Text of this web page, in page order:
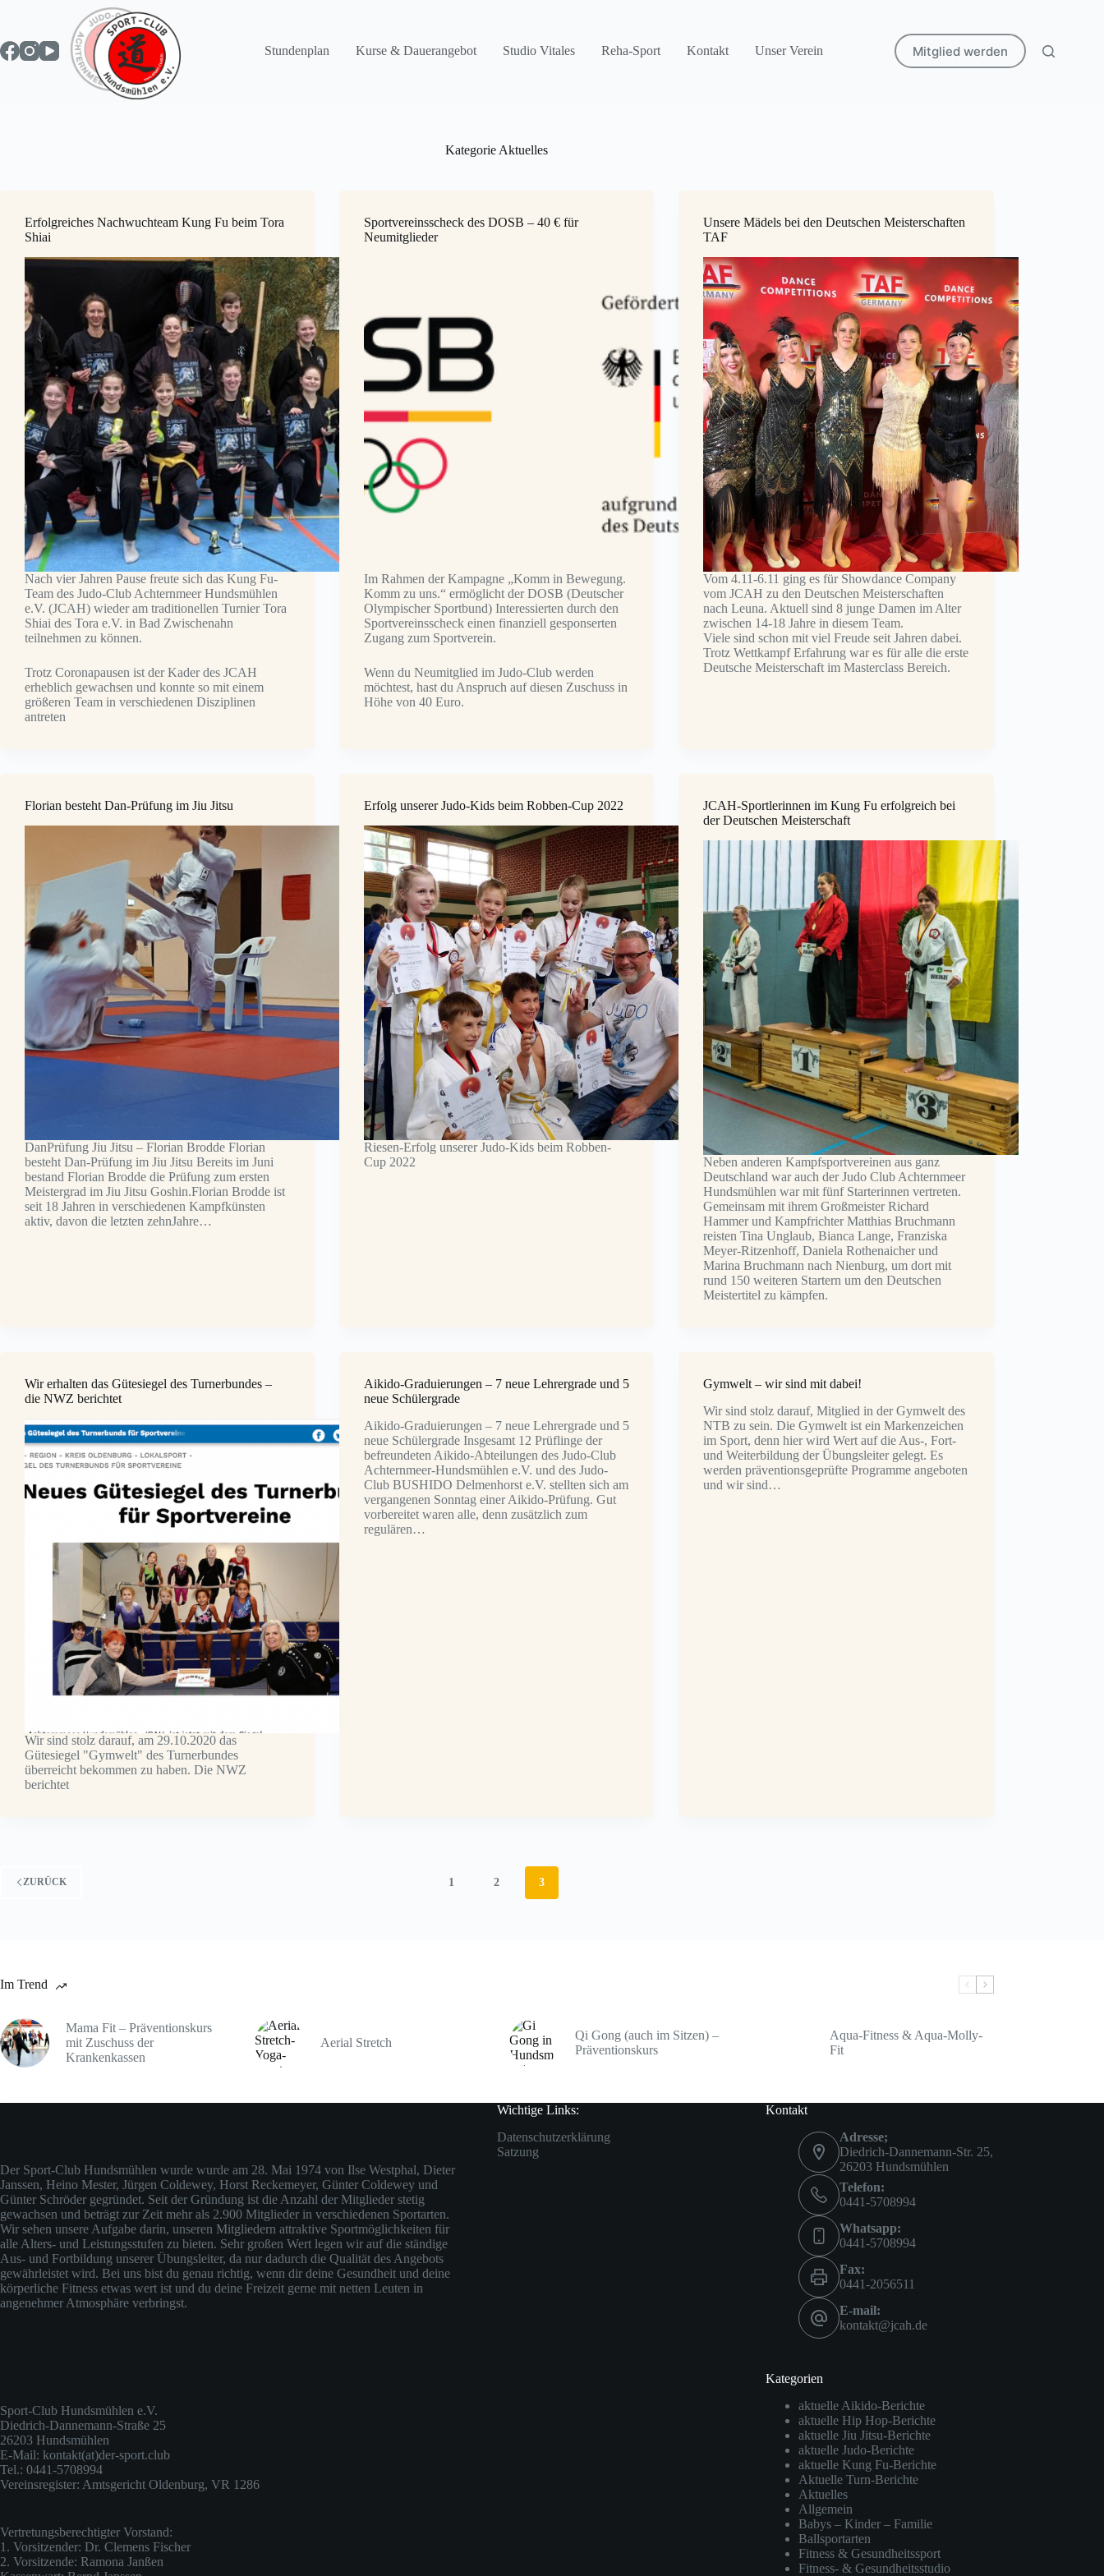
Stundenplan
Kurse & Dauerangebot Studio Vitales Reha-Sport Kontakt Unser Verein Mitglied werden
Kategorie Aktuelles
Erfolgreiches Nachwuchteam Kung Fu beim Tora
Shiai
Nach vier Jahren Pause freute sich das Kung Fu-
Team des Judo-Club Achternmeer Hundsmühlen
e.V. (JCAH) wieder am traditionellen Turnier Tora
Shiai des Tora e.V. in Bad Zwischenahn
teilnehmen zu können.
Trotz Coronapausen ist der Kader des JCAH
erheblich gewachsen und konnte so mit einem
größeren Team in verschiedenen Disziplinen
antreten
Sportvereinsscheck des DOSB – 40 € für
Neumitglieder
Im Rahmen der Kampagne „Komm in Bewegung.
Komm zu uns.“ ermöglicht der DOSB (Deutscher
Olympischer Sportbund) Interessierten durch den
Sportvereinsscheck einen finanziell gesponserten
Zugang zum Sportverein.
Wenn du Neumitglied im Judo-Club werden
möchtest, hast du Anspruch auf diesen Zuschuss in
Höhe von 40 Euro.
Unsere Mädels bei den Deutschen Meisterschaften
TAF
Vom 4.11-6.11 ging es für Showdance Company
vom JCAH zu den Deutschen Meisterschaften
nach Leuna. Aktuell sind 8 junge Damen im Alter
zwischen 14-18 Jahre in diesem Team.
Viele sind schon mit viel Freude seit Jahren dabei.
Trotz Wettkampf Erfahrung war es für alle die erste
Deutsche Meisterschaft im Masterclass Bereich.
Florian besteht Dan-Prüfung im Jiu Jitsu
DanPrüfung Jiu Jitsu – Florian Brodde Florian
besteht Dan-Prüfung im Jiu Jitsu Bereits im Juni
bestand Florian Brodde die Prüfung zum ersten
Meistergrad im Jiu Jitsu Goshin.Florian Brodde ist
seit 18 Jahren in verschiedenen Kampfkünsten
aktiv, davon die letzten zehnJahre…
Erfolg unserer Judo-Kids beim Robben-Cup 2022
Riesen-Erfolg unserer Judo-Kids beim Robben-
Cup 2022
JCAH-Sportlerinnen im Kung Fu erfolgreich bei
der Deutschen Meisterschaft
Neben anderen Kampfsportvereinen aus ganz
Deutschland war auch der Judo Club Achternmeer
Hundsmühlen war mit fünf Starterinnen vertreten.
Gemeinsam mit ihrem Großmeister Richard
Hammer und Kampfrichter Matthias Bruchmann
reisten Tina Unglaub, Bianca Lange, Franziska
Meyer-Ritzenhoff, Daniela Rothenaicher und
Marina Bruchmann nach Nienburg, um dort mit
rund 150 weiteren Startern um den Deutschen
Meistertitel zu kämpfen.
Wir erhalten das Gütesiegel des Turnerbundes –
die NWZ berichtet
Wir sind stolz darauf, am 29.10.2020 das
Gütesiegel "Gymwelt" des Turnerbundes
überreicht bekommen zu haben. Die NWZ
berichtet
Aikido-Graduierungen – 7 neue Lehrergrade und 5
neue Schülergrade
Aikido-Graduierungen – 7 neue Lehrergrade und 5
neue Schülergrade Insgesamt 12 Prüflinge der
befreundeten Aikido-Abteilungen des Judo-Club
Achternmeer-Hundsmühlen e.V. und des Judo-
Club BUSHIDO Delmenhorst e.V. stellten sich am
vergangenen Sonntag einer Aikido-Prüfung. Gut
vorbereitet waren alle, denn zusätzlich zum
regulären…
Gymwelt – wir sind mit dabei!
Wir sind stolz darauf, Mitglied in der Gymwelt des
NTB zu sein. Die Gymwelt ist ein Markenzeichen
im Sport, denn hier wird Wert auf die Aus-, Fort-
und Weiterbildung der Übungsleiter gelegt. Es
werden präventionsgeprüfte Programme angeboten
und wir sind…
ZURÜCK 1 2 3
Im Trend
Mama Fit – Präventionskurs
mit Zuschuss der
Krankenkassen
Aerial Stretch
Qi Gong (auch im Sitzen) –
Präventionskurs
Aqua-Fitness & Aqua-Molly-
Fit
Der Sport-Club Hundsmühlen wurde wurde am 28. Mai 1974 von Ilse Westphal, Dieter
Janssen, Heino Mester, Jürgen Coldewey, Horst Reckemeyer, Günter Coldewey und
Günter Schröder gegründet. Seit der Gründung ist die Anzahl der Mitglieder stetig
gewachsen und beträgt zur Zeit mehr als 2.900 Mitglieder in verschiedenen Sportarten.
Wir sehen unsere Aufgabe darin, unseren Mitgliedern attraktive Sportmöglichkeiten für
alle Alters- und Leistungsstufen zu bieten. Sehr großen Wert legen wir auf die ständige
Aus- und Fortbildung unserer Übungsleiter, da nur dadurch die Qualität des Angebots
gewährleistet wird. Bei uns bist du genau richtig, wenn dir deine Gesundheit und deine
körperliche Fitness etwas wert ist und du deine Freizeit gerne mit netten Leuten in
angenehmer Atmosphäre verbringst.
Sport-Club Hundsmühlen e.V.
Diedrich-Dannemann-Straße 25
26203 Hundsmühlen
E-Mail: kontakt(at)der-sport.club
Tel.: 0441-5708994
Vereinsregister: Amtsgericht Oldenburg, VR 1286
Vertretungsberechtigter Vorstand:
1. Vorsitzender: Dr. Clemens Fischer
2. Vorsitzende: Ramona Janßen
Wichtige Links:
Datenschutzerklärung
Satzung
Kontakt
Adresse;
Diedrich-Dannemann-Str. 25,
26203 Hundsmühlen
Telefon:
0441-5708994
Whatsapp:
0441-5708994
Fax:
0441-2056511
E-mail:
kontakt@jcah.de
Kategorien
aktuelle Aikido-Berichte
aktuelle Hip Hop-Berichte
aktuelle Jiu Jitsu-Berichte
aktuelle Judo-Berichte
aktuelle Kung Fu-Berichte
Aktuelle Turn-Berichte
Aktuelles
Allgemein
Babys – Kinder – Familie
Ballsportarten
Fitness & Gesundheitssport
Fitness- & Gesundheitsstudio